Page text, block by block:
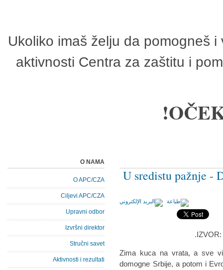
Ukoliko imaš želju da pomogneš
aktivnosti Centra za zaštitu i
U sredistu pažnje -
IZVOR:
Zima kuca na vrata, a sve
domogne Srbije, a potom i
O NAMA
O APC/CZA
Ciljevi APC/CZA
Upravni odbor
Izvršni direktor
Stručni savet
Aktivnosti i rezultati